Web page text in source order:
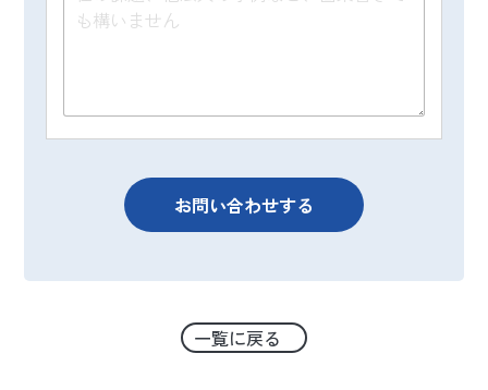
（７）保有個人データの開示等および問い合
する保有個人データに関する開示、利用目的
の通知、内容の訂正・追加または削除、利用
への提供記録の開示(以下、開示等という)に応
じます。開示等に応ずる窓口は、下記「当社
（８）本人が容易に認識できない方法による
個人情報の取得 一覧に戻る